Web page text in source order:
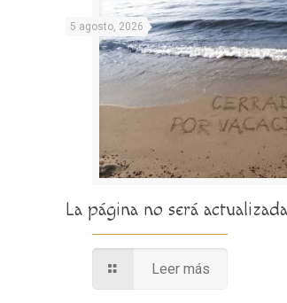
5 agosto, 2026
La página no será
Leer más